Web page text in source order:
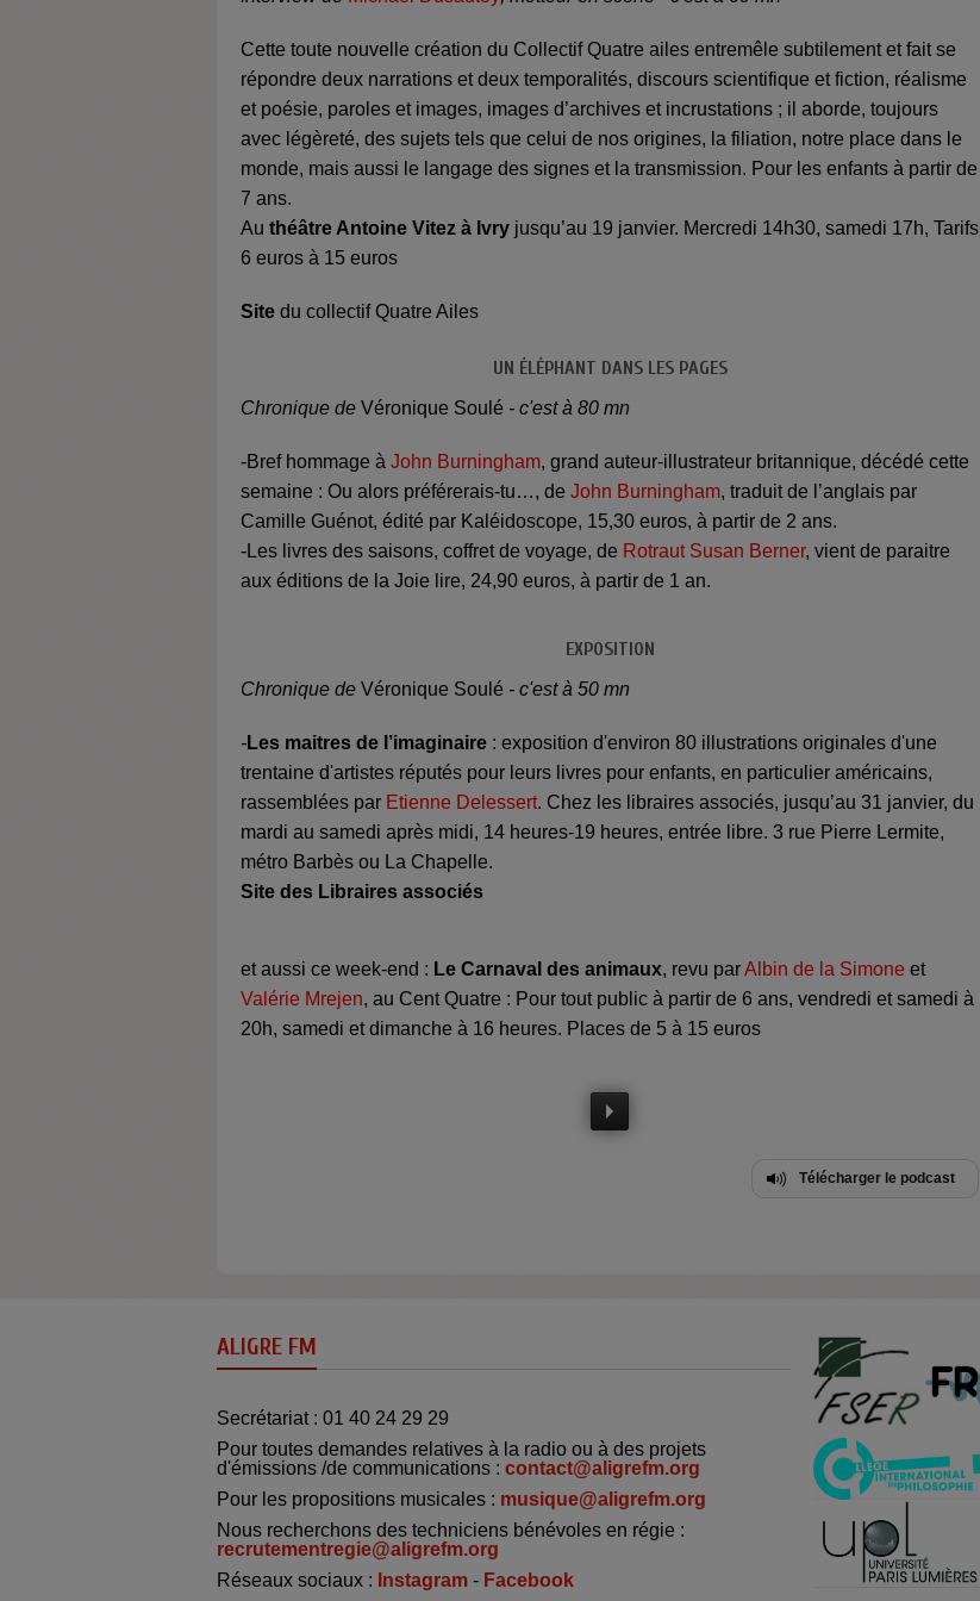
Cette toute nouvelle création du Collectif Quatre ailes entremêle subtilement et fait se
répondre deux narrations et deux temporalités, discours scientifique et fiction, réalisme
et poésie, paroles et images, images d’archives et incrustations ; il aborde, toujours
avec légèreté, des sujets tels que celui de nos origines, la filiation, notre place dans le
monde, mais aussi le langage des signes et la transmission. Pour les enfants à partir de
7 ans.
Au théâtre Antoine Vitez à Ivry jusqu’au 19 janvier. Mercredi 14h30, samedi 17h, Tarifs
6 euros à 15 euros
Site du collectif Quatre Ailes
UN ÉLÉPHANT DANS LES PAGES
Chronique de Véronique Soulé - c'est à 80 mn
-Bref hommage à John Burningham, grand auteur-illustrateur britannique, décédé cette
semaine : Ou alors préférerais-tu…, de John Burningham, traduit de l’anglais par
Camille Guénot, édité par Kaléidoscope, 15,30 euros, à partir de 2 ans.
-Les livres des saisons, coffret de voyage, de Rotraut Susan Berner, vient de paraitre
aux éditions de la Joie lire, 24,90 euros, à partir de 1 an.
EXPOSITION
Chronique de Véronique Soulé - c'est à 50 mn
-Les maitres de l’imaginaire : exposition d'environ 80 illustrations originales d'une
trentaine d'artistes réputés pour leurs livres pour enfants, en particulier américains,
rassemblées par Etienne Delessert. Chez les libraires associés, jusqu’au 31 janvier, du
mardi au samedi après midi, 14 heures-19 heures, entrée libre. 3 rue Pierre Lermite,
métro Barbès ou La Chapelle.
Site des Libraires associés
et aussi ce week-end : Le Carnaval des animaux, revu parAlbin de la Simone et
Valérie Mrejen, au Cent Quatre : Pour tout public à partir de 6 ans, vendredi et samedi à
20h, samedi et dimanche à 16 heures. Places de 5 à 15 euros
Télécharger le podcast
ALIGRE FM
Secrétariat : 01 40 24 29 29
Pour toutes demandes relatives à la radio ou à des projets
d'émissions /de communications : contact@aligrefm.org
Pour les propositions musicales : musique@aligrefm.org
Nous recherchons des techniciens bénévoles en régie :
recrutementregie@aligrefm.org
Réseaux sociaux : Instagram - Facebook